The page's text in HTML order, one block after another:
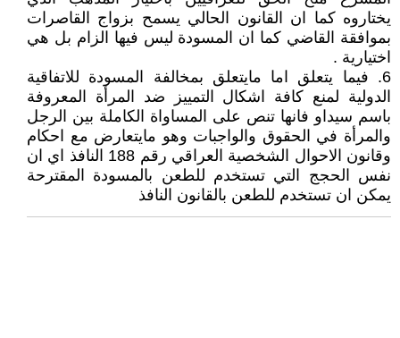
يختاروه كما ان القانون الحالي يسمح بزواج القاصرات
بموافقة القاضي كما ان المسودة ليس فيها الزام بل هي
اختيارية .
6. فيما يتعلق اما مايتعلق بمخالفة المسودة للاتفاقية
الدولية لمنع كافة اشكال التمييز ضد المرأة المعروفة
باسم سيداو فانها تنص على المساواة الكاملة بين الرجل
والمرأة في الحقوق والواجبات وهو مايتعارض مع احكام
وقانون الاحوال الشخصية العراقي رقم 188 النافذ اي ان
نفس الحجج التي تستخدم للطعن بالمسودة المقترحة
يمكن ان تستخدم للطعن بالقانون النافذ